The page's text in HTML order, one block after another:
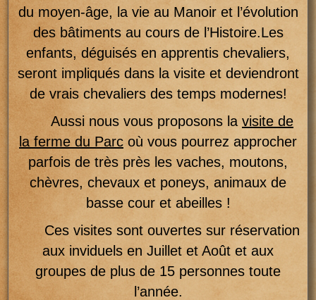
du moyen-âge, la vie au Manoir et l’évolution
des bâtiments au cours de l’Histoire.Les
enfants, déguisés en apprentis chevaliers,
seront impliqués dans la visite et deviendront
de vrais chevaliers des temps modernes!
Aussi nous vous proposons la visite de
la ferme du Parc où vous pourrez approcher
parfois de très près les vaches, moutons,
chèvres, chevaux et poneys, animaux de
basse cour et abeilles !
Ces visites sont ouvertes sur réservation
aux inviduels en Juillet et Août et aux
groupes de plus de 15 personnes toute
l’année.